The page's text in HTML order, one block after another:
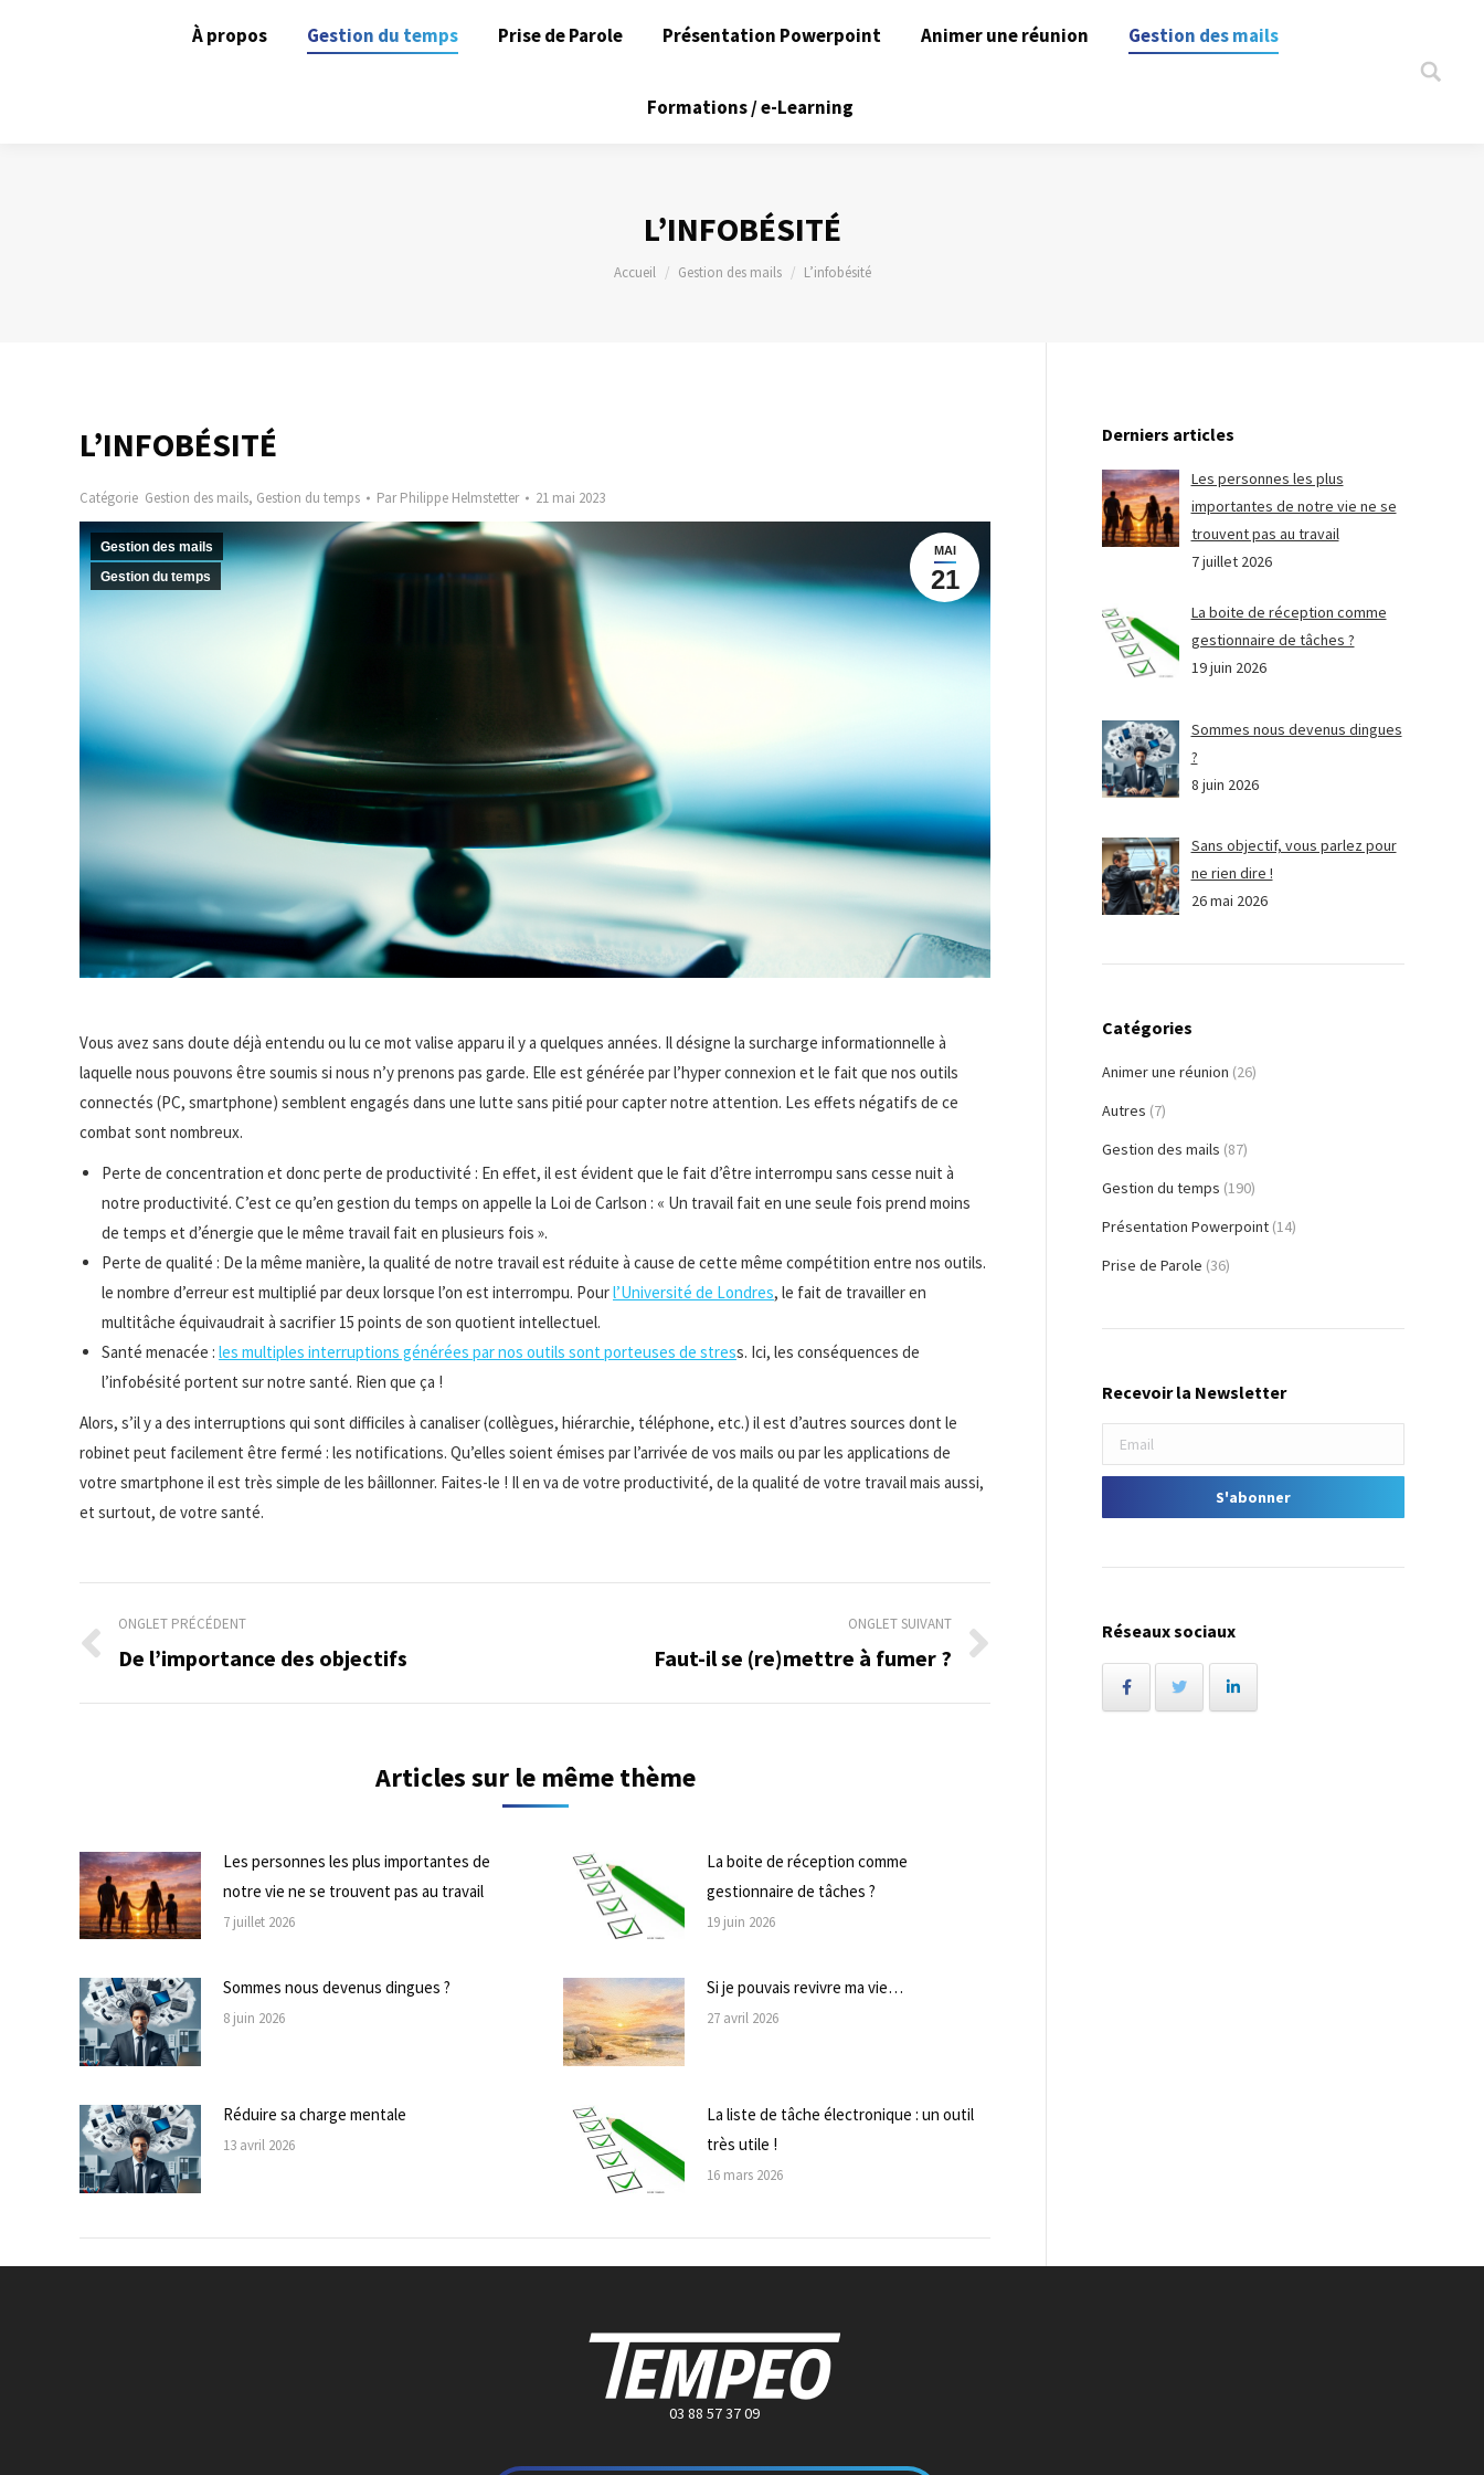
À propos Gestion du temps Prise de Parole Présentation Powerpoint Animer une réunion Gestion des mails
Formations / e-Learning
Search:
L’INFOBÉSITÉ
Vous êtes ici :
Accueil Gestion des mails L’infobésité
L’INFOBÉSITÉ
Catégorie Gestion des mails, Gestion du temps ParPhilippe Helmstetter 21 mai 2023
MAI
21
Gestion des mails
Gestion du temps
Vous avez sans doute déjà entendu ou lu ce mot valise apparu il y a quelques années. Il désigne la surcharge informationnelle à
laquelle nous pouvons être soumis si nous n’y prenons pas garde. Elle est générée par l’hyper connexion et le fait que nos outils
connectés (PC, smartphone) semblent engagés dans une lutte sans pitié pour capter notre attention. Les effets négatifs de ce
combat sont nombreux.
Perte de concentration et donc perte de productivité : En effet, il est évident que le fait d’être interrompu sans cesse nuit à
notre productivité. C’est ce qu’en gestion du temps on appelle la Loi de Carlson : « Un travail fait en une seule fois prend moins
de temps et d’énergie que le même travail fait en plusieurs fois ».
Perte de qualité : De la même manière, la qualité de notre travail est réduite à cause de cette même compétition entre nos outils.
le nombre d’erreur est multiplié par deux lorsque l’on est interrompu. Pourl’Université de Londres, le fait de travailler en
multitâche équivaudrait à sacrifier 15 points de son quotient intellectuel.
Santé menacée : les multiples interruptions générées par nos outils sont porteuses de stress. Ici, les conséquences de
l’infobésité portent sur notre santé. Rien que ça !
Alors, s’il y a des interruptions qui sont difficiles à canaliser (collègues, hiérarchie, téléphone, etc.) il est d’autres sources dont le
robinet peut facilement être fermé : les notifications. Qu’elles soient émises par l’arrivée de vos mails ou par les applications de
votre smartphone il est très simple de les bâillonner. Faites-le ! Il en va de votre productivité, de la qualité de votre travail mais aussi,
et surtout, de votre santé.
Navigation
de
commentaire
ONGLET PRÉCÉDENT
Onglet
De l’importance des objectifs
ONGLET SUIVANT
Faut-il se (re)mettre à fumer ?
Articles sur le même thème
Les personnes les plus importantes de
notre vie ne se trouvent pas au travail
7 juillet 2026
La boite de réception comme
gestionnaire de tâches ?
19 juin 2026
Sommes nous devenus dingues ?
8 juin 2026
Si je pouvais revivre ma vie…
27 avril 2026
Réduire sa charge mentale
13 avril 2026
La liste de tâche électronique : un outil
très utile !
16 mars 2026
Derniers articles
Les personnes les plus
importantes de notre vie ne se
trouvent pas au travail
7 juillet 2026
La boite de réception comme
gestionnaire de tâches ?
19 juin 2026
Sommes nous devenus dingues
?
8 juin 2026
Sans objectif, vous parlez pour
ne rien dire !
26 mai 2026
Catégories
Animer une réunion (26)
Autres (7)
Gestion des mails (87)
Gestion du temps (190)
Présentation Powerpoint (14)
Prise de Parole (36)
Recevoir la Newsletter
Réseaux sociaux
03 88 57 37 09